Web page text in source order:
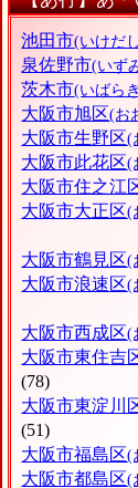
池田市(いけだ
泉佐野市(いず
茨木市(いばら
大阪市旭区(お
大阪市生野区(
大阪市此花区(
大阪市住之江
大阪市大正区(
大阪市鶴見区(
大阪市浪速区(
大阪市西成区(
大阪市東住吉
(78)
大阪市東淀川
(51)
大阪市福島区(
大阪市都島区(